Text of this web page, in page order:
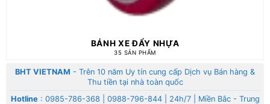
BÁNH XE ĐẨY NHỰA
35 SẢN PHẨM
BHT VIETNAM - Trên 10 năm Uy tín cung cấp Dịch vụ Bán hàng &
Thu tiền tại nhà toàn quốc
Hotline: 0985-786-368 0988-796-844| 24h/7 | Miền Bắc - Trung